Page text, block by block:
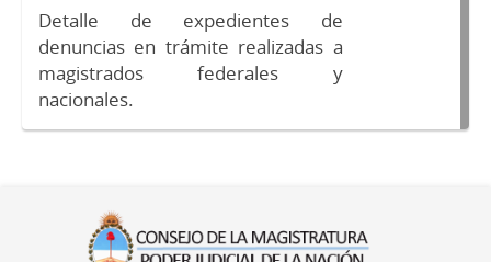
Detalle de expedientes de
denuncias en trámite realizadas a
magistrados federales y
nacionales.